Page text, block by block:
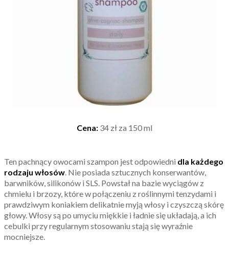
Cena: 34 zł za 150 ml
Ten pachnący owocami szampon jest odpowiedni dla każdego
rodzaju włosów . Nie posiada sztucznych konserwantów,
barwników, silikonów i SLS. Powstał na bazie wyciągów z
chmielu i brzozy, które w połączeniu z roślinnymi tenzydami i
prawdziwym koniakiem delikatnie myją włosy i czyszczą skórę
głowy. Włosy są po umyciu miękkie i ładnie się układają, a ich
cebulki przy regularnym stosowaniu stają się wyraźnie
mocniejsze.